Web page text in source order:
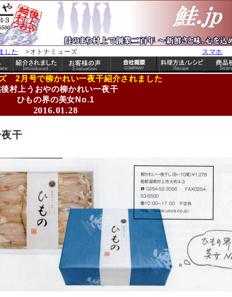
した >オトナミューズ スマホ
2月号で柳かれい一夜干紹介されました
後村上うおやの柳かれい一夜干
ひもの界の美女No.1
2016.01.28
干